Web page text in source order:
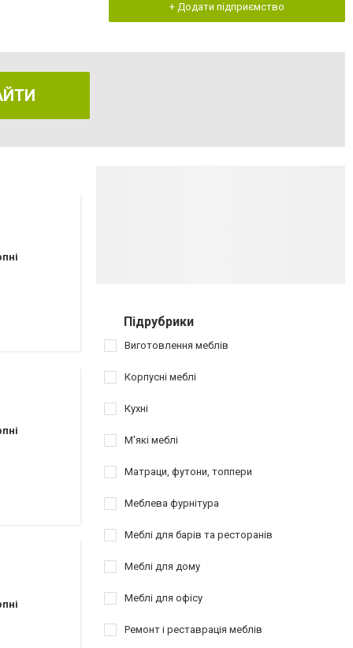
+ Додати підприємство
Підрубрики
Виготовлення меблів
Корпусні меблі
Кухні
М'які меблі
Матраци, футони, топпери
Меблева фурнітура
Меблі для барів та ресторанів
Меблі для дому
Меблі для офісу
Ремонт і реставрація меблів